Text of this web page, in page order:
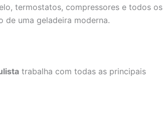
termostatos, compressores e todos os
de uma geladeira moderna.
trabalha com todas as principais